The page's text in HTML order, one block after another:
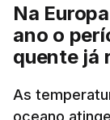
Na
ano o
quente já
As
oceano